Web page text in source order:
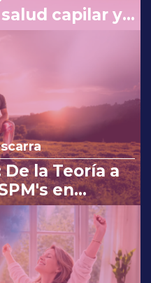
capilar y
la consulta
la Teoría a
en